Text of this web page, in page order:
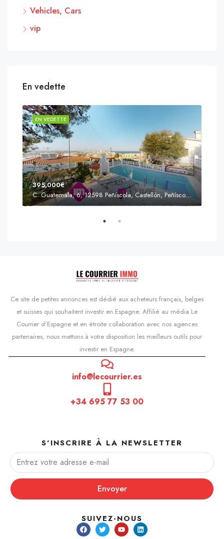
Vehicles, Cars
vip
En vedette
EN VEDETTE
395,000€
C. Guatemala, 6, 12598 Peñíscola, Castellón, Peñíscola, Communauté valencienne
Ce site de petites annonces est dédié aux acheteurs français, belges
et suisses qui souhaitent investir en Espagne. Affilié au média Le
Courrier d'Espagne et en étroite collaboration avec nos agences
partenaires, nous mettons à votre disposition les meilleurs outils pour
investir en Espagne.
info@lecourrier.es
+34 695 77 53 00
S'INSCRIRE À LA NEWSLETTER
Envoyer
SUIVEZ-NOUS